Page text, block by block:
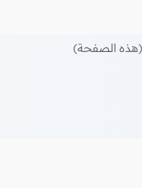
(هذه الصفحة)